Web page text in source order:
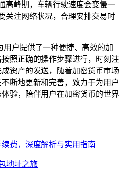
高峰期，车辆行驶速度会变慢一
关注网络状况，合理安排交易时
用户提供了一种便捷、高效的加
照正确的操作步骤进行，时刻注
资产的发送，随着加密货币市场
断地更新和完善，致力于为用户
验，陪伴用户在加密货币的世界
费，深度解析与实用指南
地址之旅